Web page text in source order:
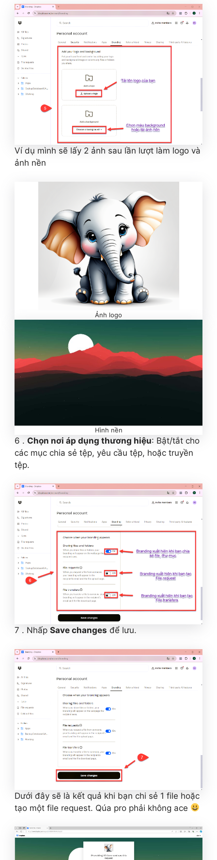
Ví dụ mình sẽ lấy 2 ảnh sau lần lượt làm logo và
ảnh nền
Ảnh logo
Hình nền
6 . Chọn nơi áp dụng thương hiệu: Bật/tắt cho
các mục chia sẻ tệp, yêu cầu tệp, hoặc truyền
tệp.
7 . Nhấp Save changes để lưu.
Dưới đây sẽ là kết quả khi bạn chi sẻ 1 file hoặc
tạo một file request. Qúa pro phải không ace